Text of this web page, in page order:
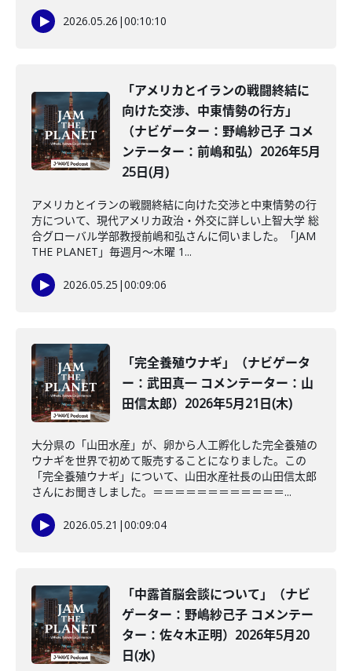
2026.05.26 |00:10:10
「アメリカとイランの戦闘終結に
向けた交渉、中東情勢の行方」
（ナビゲーター：野嶋紗己子 コメ
ンテーター：前嶋和弘）2026年5月
25日(月)
アメリカとイランの戦闘終結に向けた交渉と中東情勢の行
方について、現代アメリカ政治・外交に詳しい上智大学 総
合グローバル学部教授前嶋和弘さんに伺いました。「JAM
THE PLANET」毎週月～木曜 1...
2026.05.25 |00:09:06
「完全養殖ウナギ」（ナビゲータ
ー：武田真一 コメンテーター：山
田信太郎）2026年5月21日(木)
大分県の「山田水産」が、卵から人工孵化した完全養殖の
ウナギを世界で初めて販売することになりました。この
「完全養殖ウナギ」について、山田水産社長の山田信太郎
さんにお聞きしました。＝＝＝＝＝＝＝＝＝＝＝＝...
2026.05.21 |00:09:04
「中露首脳会談について」（ナビ
ゲーター：野嶋紗己子 コメンテー
ター：佐々木正明）2026年5月20
日(水)